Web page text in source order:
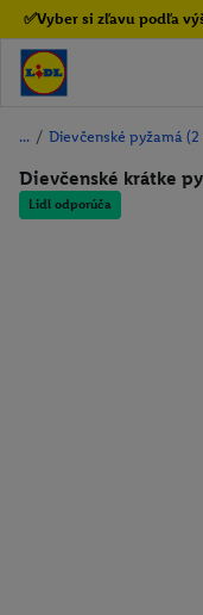
✅Vyber si zľavu podľa
/ Dievčenské pyžamá
Dievčenské krátke
Lidl odporúča